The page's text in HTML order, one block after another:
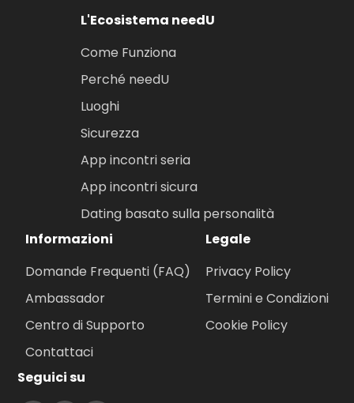
L'Ecosistema needU
Come Funziona
Perché needU
Luoghi
Sicurezza
App incontri seria
App incontri sicura
Dating basato sulla personalità
Informazioni
Domande Frequenti (FAQ)
Ambassador
Centro di Supporto
Contattaci
Legale
Privacy Policy
Termini e Condizioni
Cookie Policy
Seguici su